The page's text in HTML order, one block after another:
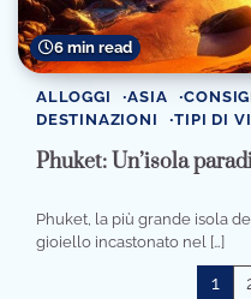
6 min read
ALLOGGI ASIA
DESTINAZIONI
TIPI DI
Phuket: Un’isola
Phuket, la più grande isola
gioiello incastonato nel […]
1